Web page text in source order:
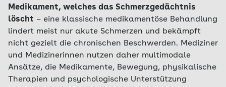
Medikament, welches das Schmerzgedächtnis
löscht – eine klassische medikamentöse Behandlung
lindert meist nur akute Schmerzen und bekämpft
nicht gezielt die chronischen Beschwerden. Mediziner
und Medizinerinnen nutzen daher multimodale
Ansätze, die Medikamente, Bewegung, physikalische
Therapien und psychologische Unterstützung